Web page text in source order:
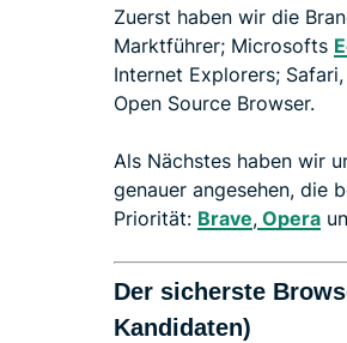
Zuerst haben wir die
Marktführer; Microsofts
Internet Explorers;
Open Source Browser.
Als Nächstes haben wir
genauer angesehen, die
Priorität: Brave, Opera
Der sicherste
Kandidaten)